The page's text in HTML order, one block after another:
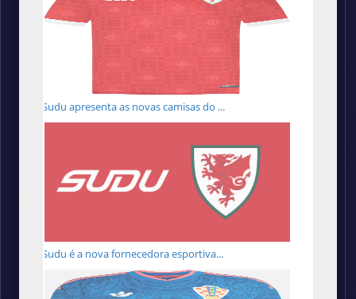
Sudu apresenta as novas camisas do ...
Sudu é a nova fornecedora esportiva...